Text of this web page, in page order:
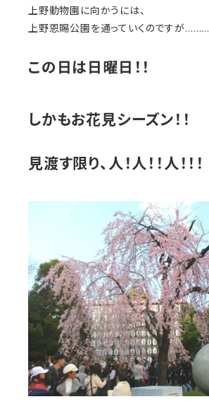
上野動物園に向かうには、
上野恩賜公園を通っていくのですが………
この日は日曜日！！
しかもお花見シーズン！！
見渡す限り、人！人！！人！！！